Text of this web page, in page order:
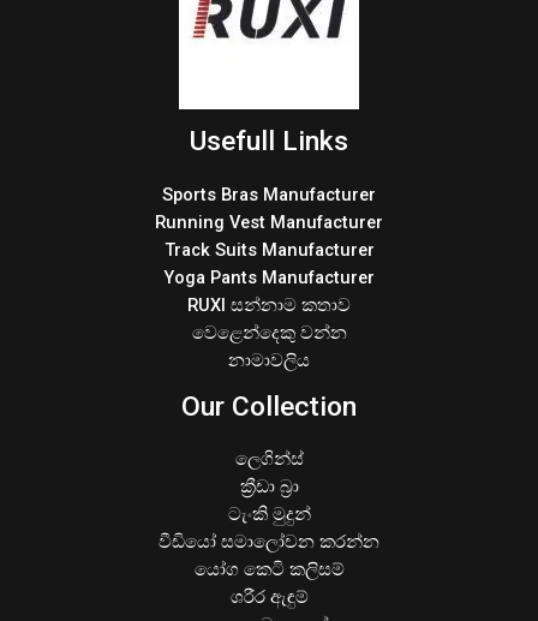
Usefull Links
Sports Bras Manufacturer
Running Vest Manufacturer
Track Suits Manufacturer
Yoga Pants Manufacturer
RUXI සන්නාම කතාව
වෙළෙන්දෙකු වන්න
නාමාවලිය
Our Collection
ලෙගින්ස්
ක්‍රීඩා බ්‍රා
ටැංකි මුදුන්
වීඩියෝ සමාලෝචන කරන්න
යෝග කෙටි කලිසම්
ශරීර ඇඳුම්